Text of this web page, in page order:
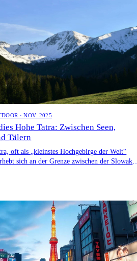
· NOV. 2025
Hohe Tatra: Zwischen Seen,
Tälern
oft als „kleinstes Hochgebirge der Welt“
sich an der Grenze zwischen der Slowakei